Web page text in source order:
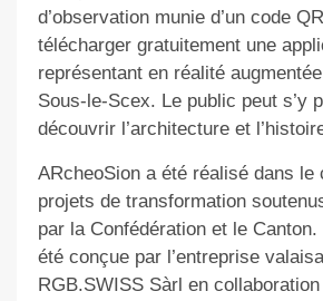
d’observation munie d’un code QR
télécharger gratuitement une
représentant en réalité
Sous-le-Scex. Le public peut s’y
découvrir l’architecture et
ARcheoSion a été réalisé dans le
projets de transformation
par la Confédération et le Canton.
été conçue par l’entreprise
RGB.SWISS Sàrl en